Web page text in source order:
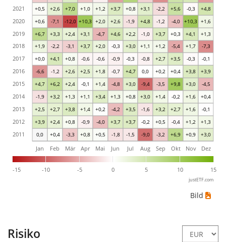
0,0 +0,4 -3,3 +0,8 +0,5 -1,8 -1,5 -9,0 -3,2 +6,9 +0,9 +3,0
+3,9 +2,4 +0,8 -0,9 -4,0 +3,7 +3,7 -0,2 +0,5 -0,4 +1,2 +1,3
+2,5 +2,7 +3,8 +1,4 +0,2 -4,2 +3,5 -1,6 +3,2 +2,7 +1,6 -0,1
-1,9 +3,2 +1,3 +1,1 +3,4 +1,3 +0,8 +3,0 +1,4 -0,2 +1,6 +0,4
+4,7 +6,2 +2,4 -0,1 +1,4 -4,8 +3,0 -9,4 -3,5 +9,8 +3,0 -4,5
-6,6 -1,2 +2,6 +2,5 +1,8 -0,7 +4,7 0,0 +0,2 +0,4 +3,8 +3,9
+0,0 +4,1 +0,8 -0,6 -0,6 -0,9 -0,3 -0,8 +2,7 +3,5 -0,3 -0,1
+1,9 -2,2 -3,1 +3,7 +2,0 -0,3 +3,0 +1,1 +1,2 -5,4 +1,7 -7,3
+6,7 +3,3 +2,4 +3,1 -4,7 +4,6 +2,2 -1,0 +3,7 +0,3 +4,1 +1,3
+0,6 -7,1 -12,0 +10,3 +2,0 +2,6 -1,9 +4,8 -1,2 -4,0 +10,3 +1,6
+0,5 +2,6 +7,0 +1,0 +1,2 +3,7 +0,8 +3,1 -2,2 +5,6 -0,3 +4,8
-15 -10 -5 0 5 10 15
Jan Feb Mär Apr Mai Jun Jul Aug Sep Okt Nov Dez
2011
2012
2013
2014
2015
2016
2017
2018
2019
2020
2021
justETF.com
Bild
Risiko